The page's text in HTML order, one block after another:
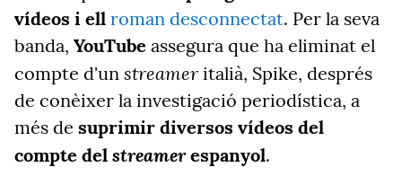
vídeos i ell roman desconnectat. Per la seva
banda, YouTube assegura que ha eliminat el
compte d'un streamer italià, Spike, després
de conèixer la investigació periodística, a
més de suprimir diversos vídeos del
compte del streamerespanyol.